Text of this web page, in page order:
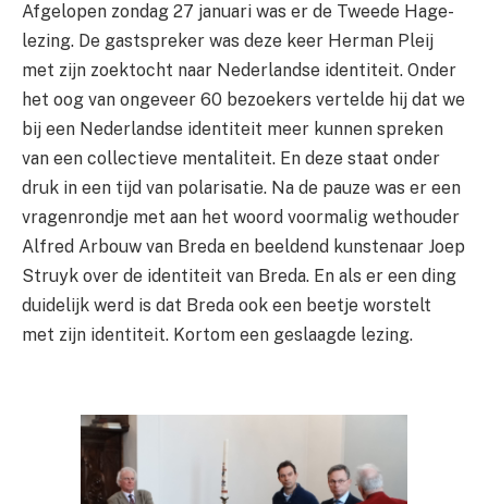
Afgelopen zondag 27 januari was er de Tweede Hage-
lezing. De gastspreker was deze keer Herman Pleij
met zijn zoektocht naar Nederlandse identiteit. Onder
het oog van ongeveer 60 bezoekers vertelde hij dat we
bij een Nederlandse identiteit meer kunnen spreken
van een collectieve mentaliteit. En deze staat onder
druk in een tijd van polarisatie. Na de pauze was er een
vragenrondje met aan het woord voormalig wethouder
Alfred Arbouw van Breda en beeldend kunstenaar Joep
Struyk over de identiteit van Breda. En als er een ding
duidelijk werd is dat Breda ook een beetje worstelt
met zijn identiteit. Kortom een geslaagde lezing.